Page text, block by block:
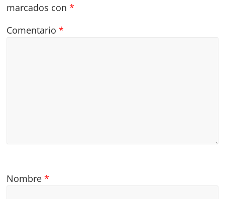
marcados con*
Comentario*
Nombre*